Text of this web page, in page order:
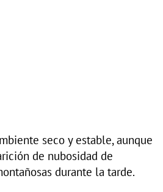
seco y estable, aunque
de nubosidad de
durante la tarde.